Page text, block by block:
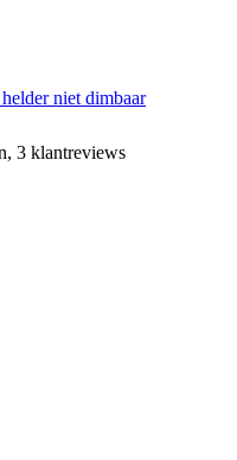
niet dimbaar
3 klantreviews